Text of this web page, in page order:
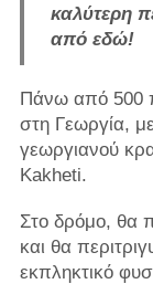
καλύτερη
από εδώ!
Πάνω από 500
στη Γεωργία,
γεωργιανού
Kakheti.
Στο δρόμο, θα
και θα
εκπληκτικό